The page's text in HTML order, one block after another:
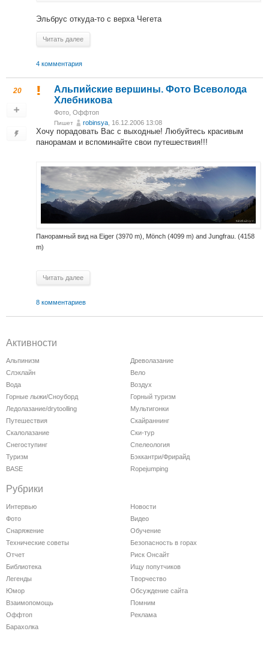
Эльбрус откуда-то с верха Чегета
Читать далее
4 комментария
20
Альпийские вершины. Фото Всеволода
Хлебникова
Фото Оффтоп
Пишет robinsya , 16.12.2006 13:08
Хочу порадовать Вас с выходные! Любуйтесь красивым
панорамам и вспоминайте свои путешествия!!!
Панорамный вид на Eiger (3970 m), Mönch (4099 m) and Jungfrau. (4158
m)
Читать далее
8 комментариев
Активности
Альпинизм
Древолазание
Слэклайн
Вело
Вода
Воздух
Горные лыжи/Сноуборд
Горный туризм
Ледолазание/drytoolling
Мультигонки
Путешествия
Скайраннинг
Скалолазание
Ски-тур
Снегоступинг
Спелеология
Туризм
Бэккантри/Фрирайд
BASE
Ropejumping
Рубрики
Интервью
Новости
Фото
Видео
Снаряжение
Обучение
Технические советы
Безопасность в горах
Отчет
Риск Онсайт
Библиотека
Ищу попутчиков
Легенды
Творчество
Юмор
Обсуждение сайта
Взаимопомощь
Помним
Оффтоп
Реклама
Барахолка